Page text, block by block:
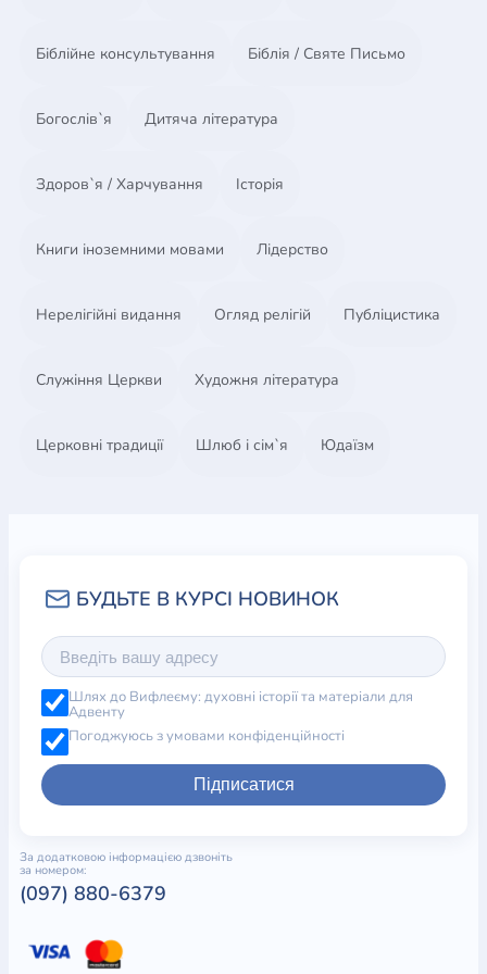
Христос свідчить про Писання
3. Святий Дух і Біблія
Відкриваючий Дух
Висновок
4. Церква та Біблія
Висновок
Висновок
Епілог
Додаткове читання
Біблійне консультування Біблія / Святе Письмо
Богослів`я Дитяча література
Здоров`я / Харчування Історія
Книги іноземними мовами Лідерство
Нерелігійні видання Огляд релігій Публіцистика
Служіння Церкви Художня література
Церковні традиції Шлюб і сім`я Юдаїзм
Шлях до Вифлеєму: духовні історії та матеріали для
Адвенту
Погоджуюсь з умовами конфіденційності
Підписатися
За додатковою інформацією дзвоніть
за номером:
(097) 880-6379